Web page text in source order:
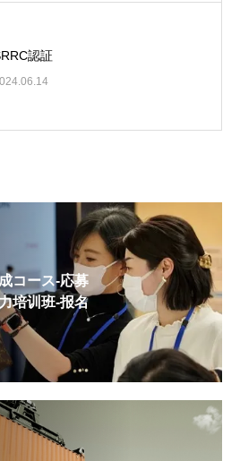
認証
ース-応募
训班-报名